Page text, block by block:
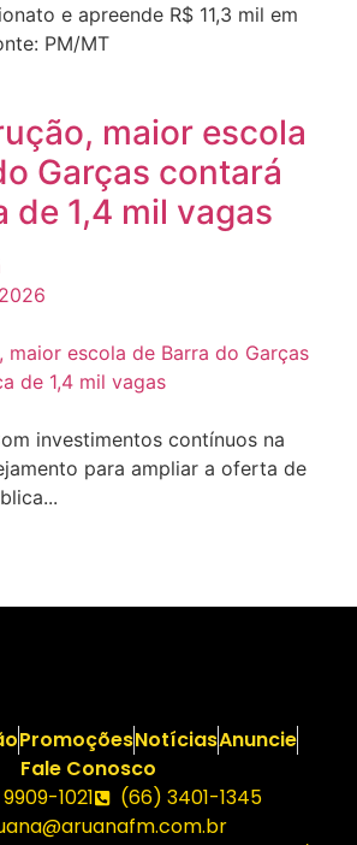
e apreende R$ 11,3 mil em
PM/MT
maior escola
Garças contará
de 1,4 mil vagas
investimentos contínuos na
para ampliar a oferta de
PromoçõesNotíciasAnuncie
Fale Conosco
1021
(66) 3401-1345